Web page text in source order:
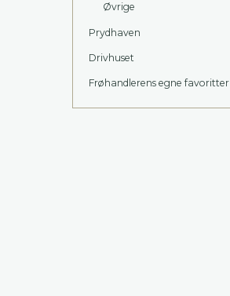
Øvrige
Prydhaven
Drivhuset
Frøhandlerens egne favoritter